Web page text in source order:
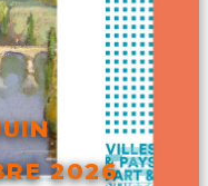
2026